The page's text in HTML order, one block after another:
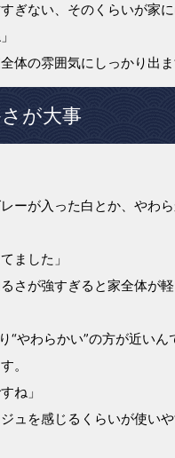
ぎない、そのくらいが家
体の雰囲気にしっかり出ま
が大事
ーが入った白とか、やわ
ました」
さが強すぎると家全体が
やわらかい”の方が近い
。
ね」
ュを感じるくらいが使いや